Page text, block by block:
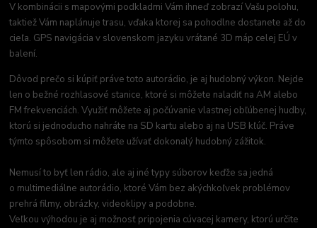
V kombinácii s mapovými podkladmi Vám ihneď zobrazí Vašu polohu,
taktiež Vám naplánuje trasu, vďaka ktorej sa pohodlne dostanete až do
cieľa. GPS navigácia v slovenskom jazyku vrátané 3D máp celej EÚ v
balení.
Dôvod prečo si kúpiť práve toto autorádio, je aj hudobný výkon. Nejde
len o bežné rozhlasové stanice, ktoré si môžete naladiť na AM alebo
FM frekvenciách. Využiť môžete aj počúvanie vlastnej obľúbenej hudby,
ktorú si jednoducho nahráte na SD kartu alebo aj na USB kľúč. Práve
týmto spôsobom si môžete užívať dokonalý hudobný zážitok.
Nemusí to byť len rádio, ale aj iné typy súborov keďže sa jedná
o multimediálne autorádio, ktoré Vám bez akýchkoľvek problémov
prehrá filmy, obrázky, videoklipy a podobne.
Veľkou výhodou je aj možnosť pripojenia cúvacej kamery, ktorú určite